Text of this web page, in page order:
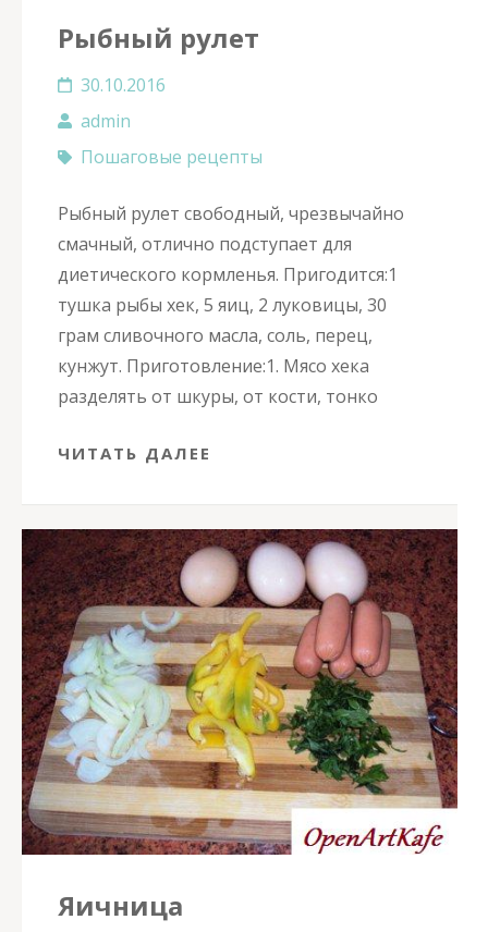
Рыбный рулет
30.10.2016
admin
Пошаговые рецепты
Рыбный рулет свободный, чрезвычайно
смачный, отлично подступает для
диетического кормленья. Пригодится:1
тушка рыбы хек, 5 яиц, 2 луковицы, 30
грам сливочного масла, соль, перец,
кунжут. Приготовление:1. Мясо хека
разделять от шкуры, от кости, тонко
ЧИТАТЬ ДАЛЕЕ
Яичница